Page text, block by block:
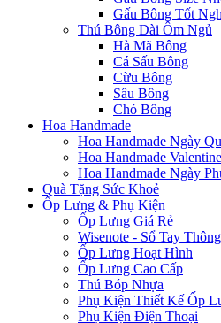
Gấu Bông Tốt
Thú Bông Dài Ôm Ngủ
Hà Mã Bông
Cá Sấu Bông
Cừu Bông
Sâu Bông
Chó Bông
Hoa Handmade
Hoa Handmade Ngày
Hoa Handmade
Hoa Handmade Ngày
Quà Tặng Sức Khoẻ
Ốp Lưng & Phụ Kiện
Ốp Lưng Giá Rẻ
Wisenote - Sổ Tay
Ốp Lưng Hoạt Hình
Ốp Lưng Cao Cấp
Thú Bóp Nhựa
Phụ Kiện Thiết Kế Ốp
Phụ Kiện Điện Thoại